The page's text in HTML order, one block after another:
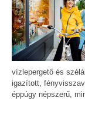
vízlepergető és
igazított,
éppúgy népszerű,